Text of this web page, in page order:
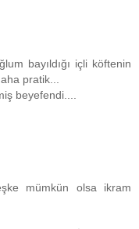
bayıldığı içli köftenin
pratik...
beyefendi....
mümkün olsa ikram